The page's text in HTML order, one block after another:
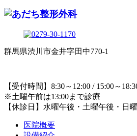
群馬県渋川市金井字田中770-1
【受付時間】8:30～12:00 / 15:00～
※土曜午前は13:00まで診療
【休診日】水曜午後・土曜午後・日
医院概要